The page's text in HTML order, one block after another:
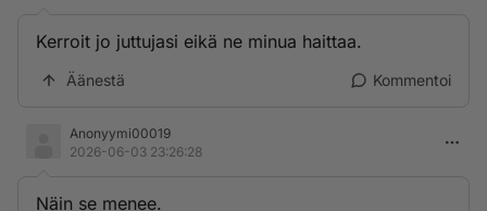
Kerroit jo juttujasi eikä ne minua haittaa.
Äänestä Kommentoi
Anonyymi00019
2026-06-03 23:26:28
Näin se menee.